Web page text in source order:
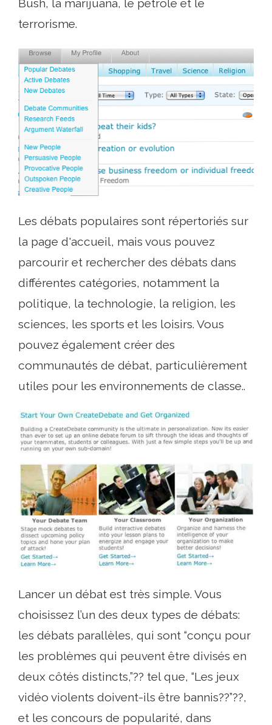
Bush, la marijuana, le pétrole et le
terrorisme.
Les débats populaires sont répertoriés sur
la page d'accueil, mais vous pouvez
parcourir et rechercher des débats dans
différentes catégories, notamment la
politique, la technologie, la religion, les
sciences, les sports et les loisirs. Vous
pouvez également créer des
communautés de débat, particulièrement
utiles pour les environnements de classe..
Lancer un débat est très simple. Vous
choisissez l’un des deux types de débats:
les débats parallèles, qui sont “conçu pour
les problèmes qui peuvent être divisés en
deux côtés distincts,”?? tel que, “Les jeux
vidéo violents doivent-ils être bannis??”??,
et les concours de popularité, dans